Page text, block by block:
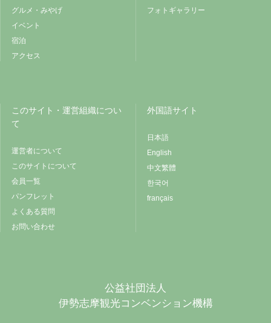
グルメ・みやげ
イベント
宿泊
アクセス
フォトギャラリー
このサイト・運営組織につい
て
運営者について
このサイトについて
会員一覧
パンフレット
よくある質問
お問い合わせ
外国語サイト
日本語
English
中文繁體
한국어
français
公益社団法人
伊勢志摩観光コンベンション機構